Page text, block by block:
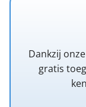
Dankzij
gratis